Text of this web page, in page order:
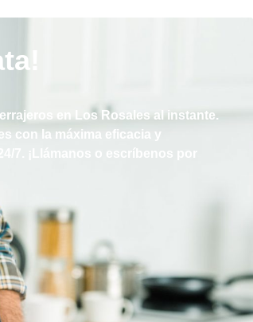
en Los Rosales al instante.
con la máxima eficacia y
7. ¡Llámanos o escríbenos por